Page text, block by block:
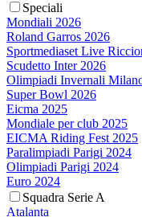
Speciali
Mondiali 2026
Roland Garros 2026
Sportmediaset Live
Scudetto Inter 2026
Olimpiadi Invernali
Super Bowl 2026
Eicma 2025
Mondiale per club 2025
EICMA Riding Fest 2025
Paralimpiadi Parigi 2024
Olimpiadi Parigi 2024
Euro 2024
Squadra Serie A
Atalanta